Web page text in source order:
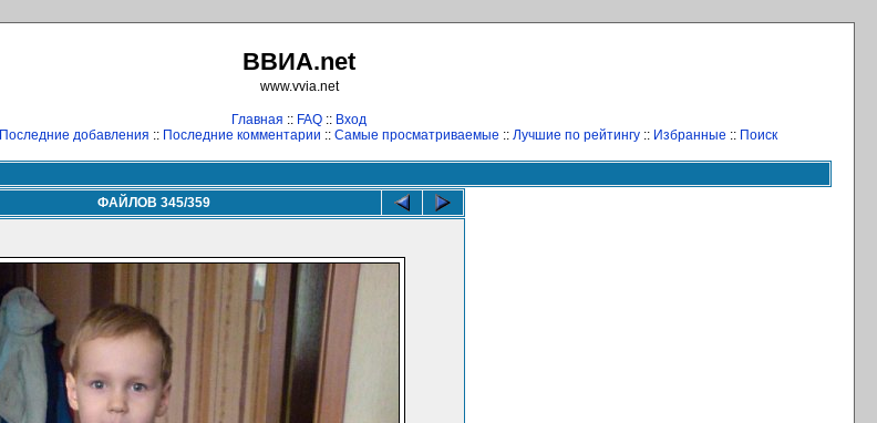
ВВИА.net
www.vvia.net
Главная :: FAQ :: Вход
Последние добавления :: Последние комментарии :: Самые просматриваемые :: Лучшие по рейтингу:: Избранные :: Поиск
ФАЙЛОВ 345/359